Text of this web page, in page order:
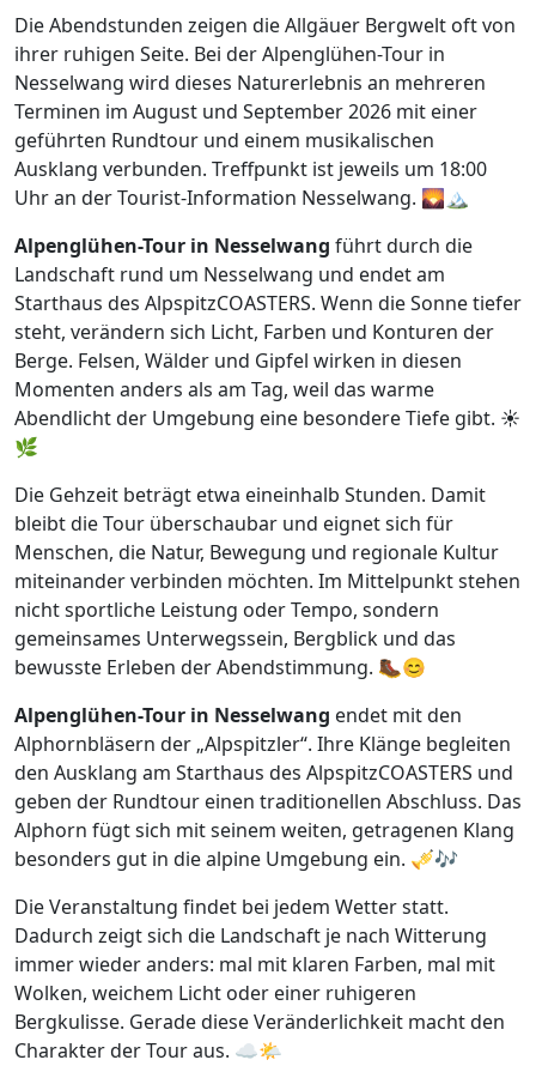
Die Abendstunden zeigen die Allgäuer Bergwelt oft von
ihrer ruhigen Seite. Bei der Alpenglühen-Tour in
Nesselwang wird dieses Naturerlebnis an mehreren
Terminen im August und September 2026 mit einer
geführten Rundtour und einem musikalischen
Ausklang verbunden. Treffpunkt ist jeweils um 18:00
Uhr an der Tourist-Information Nesselwang. 🌄🏔️
Alpenglühen-Tour in Nesselwang führt durch die
Landschaft rund um Nesselwang und endet am
Starthaus des AlpspitzCOASTERS. Wenn die Sonne tiefer
steht, verändern sich Licht, Farben und Konturen der
Berge. Felsen, Wälder und Gipfel wirken in diesen
Momenten anders als am Tag, weil das warme
Abendlicht der Umgebung eine besondere Tiefe gibt. ☀️
🌿
Die Gehzeit beträgt etwa eineinhalb Stunden. Damit
bleibt die Tour überschaubar und eignet sich für
Menschen, die Natur, Bewegung und regionale Kultur
miteinander verbinden möchten. Im Mittelpunkt stehen
nicht sportliche Leistung oder Tempo, sondern
gemeinsames Unterwegssein, Bergblick und das
bewusste Erleben der Abendstimmung. 🥾😊
Alpenglühen-Tour in Nesselwang endet mit den
Alphornbläsern der „Alpspitzler“. Ihre Klänge begleiten
den Ausklang am Starthaus des AlpspitzCOASTERS und
geben der Rundtour einen traditionellen Abschluss. Das
Alphorn fügt sich mit seinem weiten, getragenen Klang
besonders gut in die alpine Umgebung ein. 🎺🎶
Die Veranstaltung findet bei jedem Wetter statt.
Dadurch zeigt sich die Landschaft je nach Witterung
immer wieder anders: mal mit klaren Farben, mal mit
Wolken, weichem Licht oder einer ruhigeren
Bergkulisse. Gerade diese Veränderlichkeit macht den
Charakter der Tour aus. ☁️🌤️